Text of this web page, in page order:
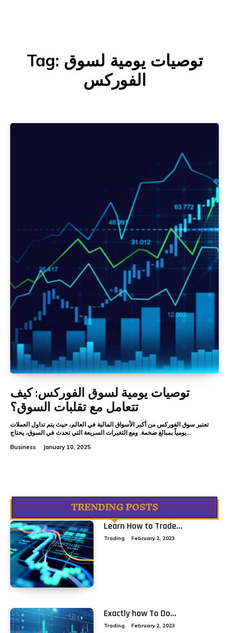
Tag: توصيات يومية لسوق
الفوركس
توصيات يومية لسوق الفوركس: كيف
تتعامل مع تقلبات السوق؟
تعتبر سوق الفوركس من أكبر الأسواق المالية في العالم، حيث يتم تداول العملات
يومياً بمبالغ ضخمة. ومع التغيرات السريعة التي تحدث في السوق، يحتاج...
Business January 10, 2025
TRENDING POSTS
Learn How to Trade...
Trading February 2, 2023
Exactly how To Do...
Trading February 2, 2023